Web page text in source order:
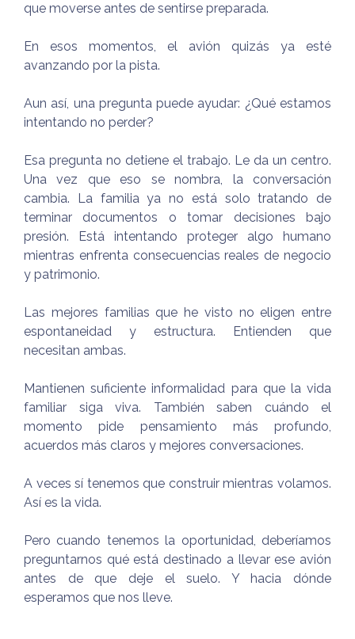
que moverse antes de sentirse preparada.
En esos momentos, el avión quizás ya esté
avanzando por la pista.
Aun así, una pregunta puede ayudar: ¿Qué estamos
intentando no perder?
Esa pregunta no detiene el trabajo. Le da un centro.
Una vez que eso se nombra, la conversación
cambia. La familia ya no está solo tratando de
terminar documentos o tomar decisiones bajo
presión. Está intentando proteger algo humano
mientras enfrenta consecuencias reales de negocio
y patrimonio.
Las mejores familias que he visto no eligen entre
espontaneidad y estructura. Entienden que
necesitan ambas.
Mantienen suficiente informalidad para que la vida
familiar siga viva. También saben cuándo el
momento pide pensamiento más profundo,
acuerdos más claros y mejores conversaciones.
A veces sí tenemos que construir mientras volamos.
Así es la vida.
Pero cuando tenemos la oportunidad, deberíamos
preguntarnos qué está destinado a llevar ese avión
antes de que deje el suelo. Y hacia dónde
esperamos que nos lleve.